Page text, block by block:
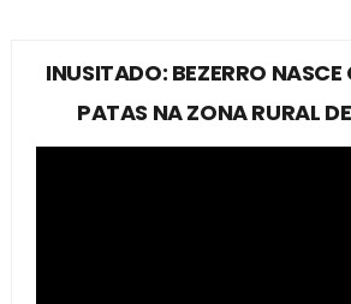
INUSITADO: BEZERRO
PATAS NA ZONA RURAL